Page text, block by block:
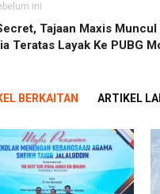
ini
Tajaan Maxis Muncul
Teratas Layak Ke PUBG
BERKAITAN ARTIKEL